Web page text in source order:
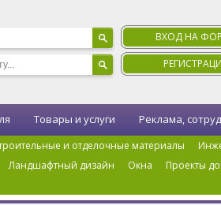
ВХОД НА
и отделочные материалы
Ландшафтный дизайн Окна Проекты
Товары и услуги Реклама,